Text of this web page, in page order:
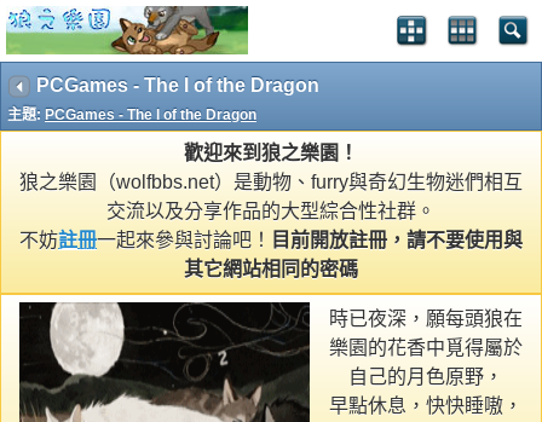
PCGames - The I of the Dragon
主題: PCGames - The I of the Dragon
歡迎來到狼之樂園！
狼之樂園（wolfbbs.net）是動物、furry與奇幻生物迷們相互
交流以及分享作品的大型綜合性社群。
不妨註冊一起來參與討論吧！
目前開放註冊，請不要使用與
其它網站相同的密碼
時已夜深，願每頭狼在
樂園的花香中覓得屬於
自己的月色原野，
早點休息，快快睡嗷，